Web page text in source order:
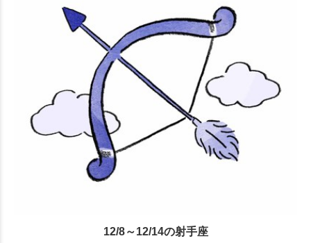
12/8～12/14の射手座